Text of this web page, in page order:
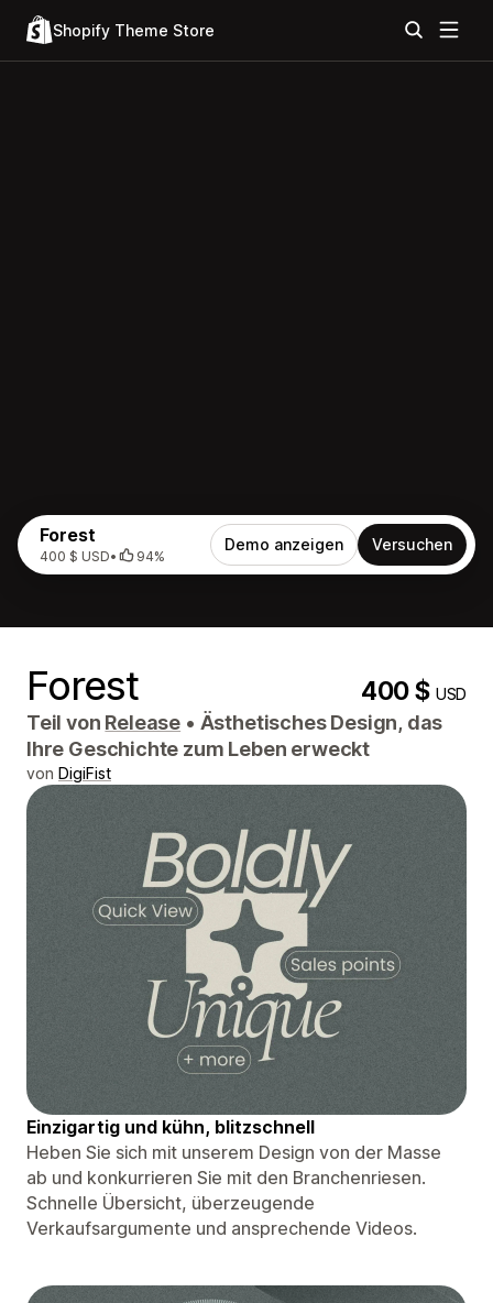
Shopify Theme Store
Forest
400 $ USD• 94%
Demo anzeigen Versuchen
Forest 400 $USD
Teil von Release • Ästhetisches Design, das
Ihre Geschichte zum Leben erweckt
von DigiFist
Einzigartig und kühn, blitzschnell
Heben Sie sich mit unserem Design von der Masse
ab und konkurrieren Sie mit den Branchenriesen.
Schnelle Übersicht, überzeugende
Verkaufsargumente und ansprechende Videos.